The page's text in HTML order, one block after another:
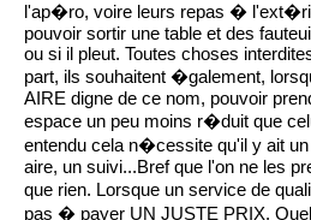
l'ap�ro, voire leurs repas �
pouvoir sortir une table et des
ou si il pleut. Toutes choses
part, ils souhaitent �galement,
AIRE digne de ce nom, pouvoir
espace un peu moins r�duit que
entendu cela n�cessite qu'il y ait
aire, un suivi...Bref que l'on ne les
que rien. Lorsque un service de
pas � payer UN JUSTE PRIX.